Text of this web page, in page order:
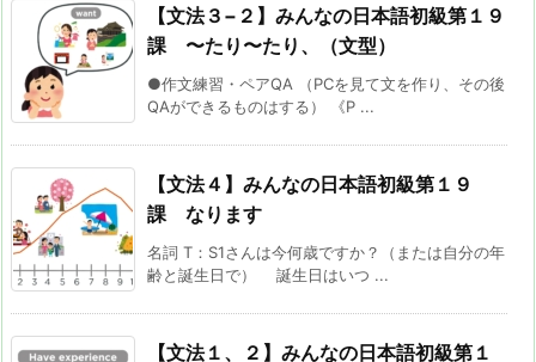
【文法３−２】みんなの日本語初級第１９
課 〜たり〜たり、（文型）
●作文練習・ペアQA （PCを見て文を作り、その後
QAができるものはする） 《P ...
【文法４】みんなの日本語初級第１９
課 なります
名詞 T：S1さんは今何歳ですか？（または自分の年
齢と誕生日で） 誕生日はいつ ...
【文法１、２】みんなの日本語初級第１